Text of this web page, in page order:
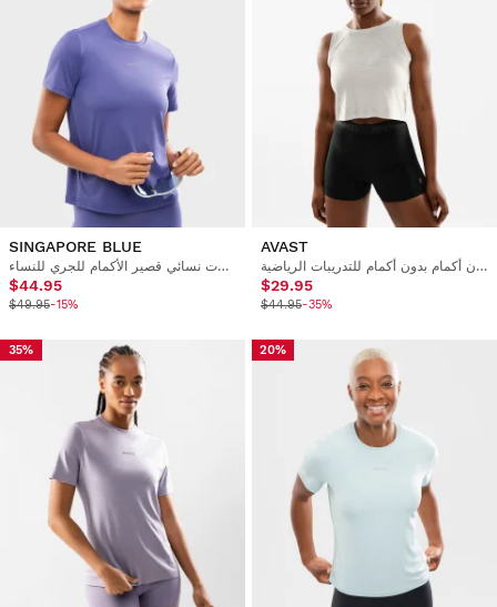
SINGAPORE BLUE
تي شيرت نسائي قصير الأكمام للجري للنساء
$44.95
$49.95-15%
AVAST
قميص نسائي قصير بدون أكمام بدون أكمام للتدريبات الرياضية
$29.95
$44.95-35%
35% 20%